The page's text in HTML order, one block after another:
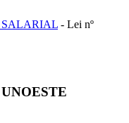
SALARIAL - Lei nº